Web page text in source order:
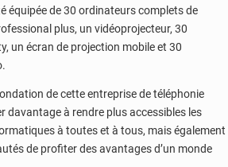
équipée de 30 ordinateurs complets de
plus, un vidéoprojecteur, 30
un écran de projection mobile et 30
de cette entreprise de téléphonie
davantage à rendre plus accessibles les
à toutes et à tous, mais également
de profiter des avantages d’un monde